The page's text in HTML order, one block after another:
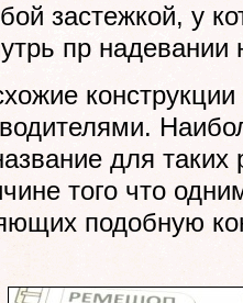
застежкой, у
пр надевании
для
того что
подобную